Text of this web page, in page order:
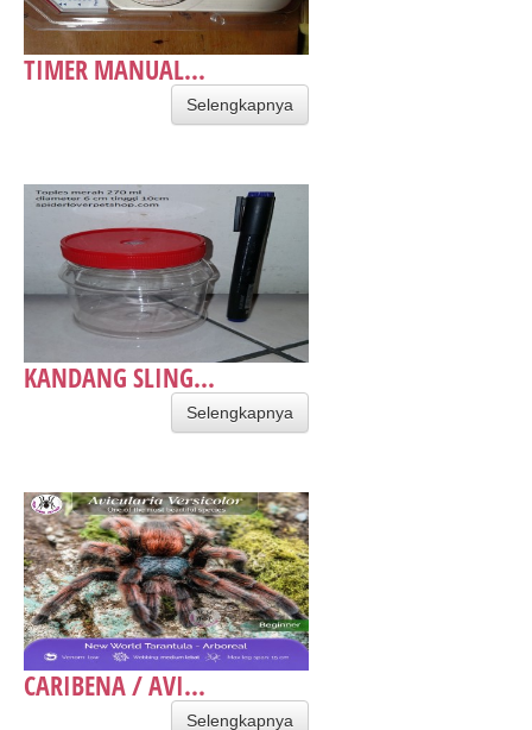
​TIMER MANUAL...
Selengkapnya
KANDANG SLING...
Selengkapnya
CARIBENA / AVI...
Selengkapnya